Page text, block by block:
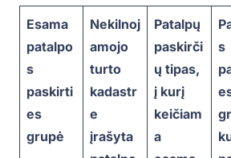
Esama
patalpo
s
paskirti
es
grupė
Nekilnoj
amojo
turto
kadastr
e
įrašyta
Patalpų
paskirči
ų tipas,
į kurį
keičiam
a
s